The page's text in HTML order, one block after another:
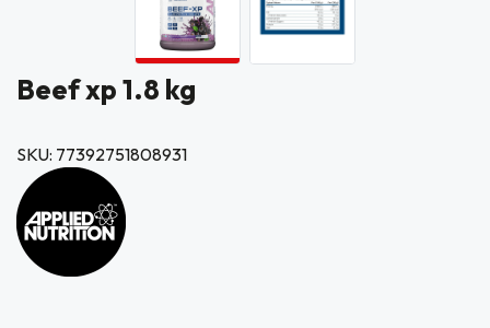
Beef xp 1.8 kg
SKU: 77392751808931